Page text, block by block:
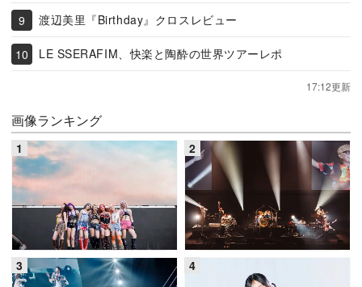
渡辺美里『Birthday』クロスレビュー
LE SSERAFIM、快楽と陶酔の世界ツアーレポ
17:12更新
画像ランキング